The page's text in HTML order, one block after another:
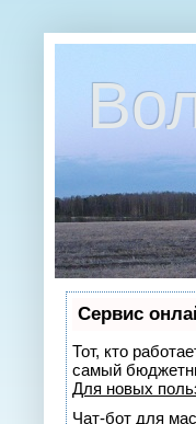
Сервис
Тот, кто
самый
Для новых
Чат-бот для